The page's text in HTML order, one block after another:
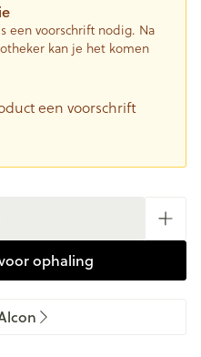
een voorschrift nodig. Na
kan je het komen
een voorschrift
ophaling